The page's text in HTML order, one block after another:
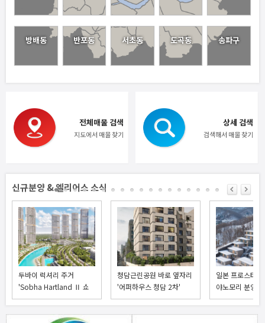
방배동 반포동 서초동 도곡동 송파구
전체매물 검색
지도에서 매물 찾기
상세 검색
검색해서 매물 찾기
신규분양 & 엘리어스 소식
두바이 럭셔리 주거
'Sobha Hartland Ⅱ 쇼
바 하트랜…
청담근린공원 바로 옆자리
'어퍼하우스 청담 2차'
일본 프로스타
야노모리 분양